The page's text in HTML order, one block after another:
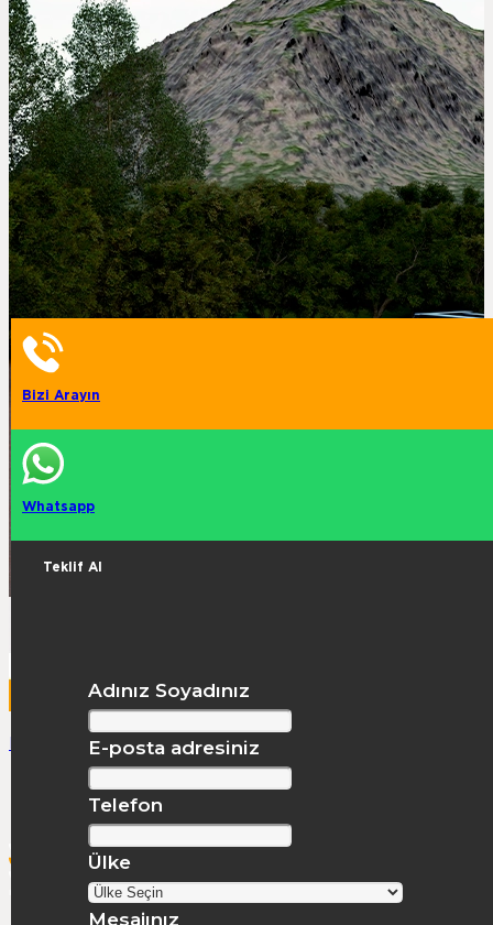
FTV Serisi Paletli Dik Milli Kırıcı
22 Yıllık bilgi ve birikim ile
sektörün öncüsü.
Bizi Arayın
Whatsapp
Teklif Al
Adınız Soyadınız
E-posta adresiniz
Telefon
Ülke
Mesajınız